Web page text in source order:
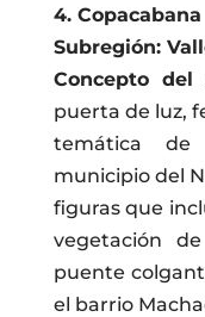
4. Copacabana
Subregión:
Concepto del
puerta de luz,
temática
municipio del
figuras que
vegetación
puente
el barrio